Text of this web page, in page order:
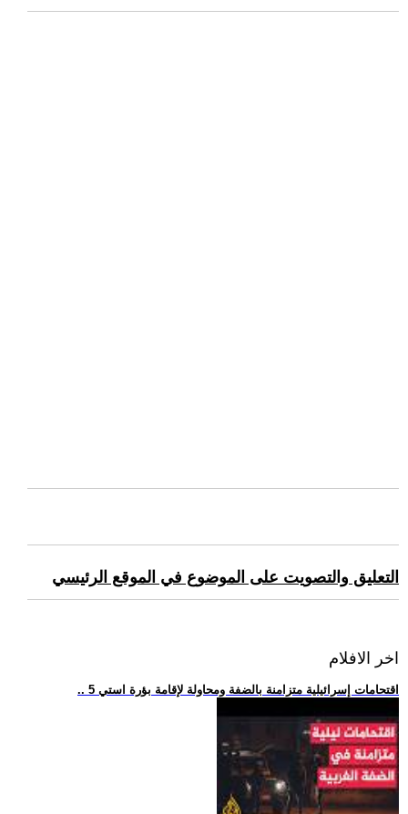
التعليق والتصويت على الموضوع في الموقع الرئيسي
اخر الافلام
.. 5 اقتحامات إسرائيلية متزامنة بالضفة ومحاولة لإقامة بؤرة استي